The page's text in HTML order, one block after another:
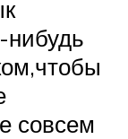
нибудь
совсем